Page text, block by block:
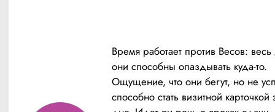
Время работает против Весов:
они способны опаздывать куда-то.
Ощущение, что они бегут, но не
способно стать визитной карточкой